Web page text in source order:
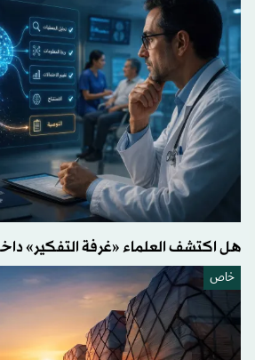
هل اكتشف العلماء «غرفة التفكير»
خاص